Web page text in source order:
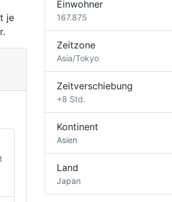
je
Einwohner
167.875
Zeitzone
Asia/Tokyo
Zeitverschiebung
+8 Std.
Kontinent
Asien
Land
Japan